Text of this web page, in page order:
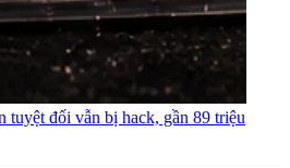
tuyệt đối vẫn bị hack, gần 89 triệu